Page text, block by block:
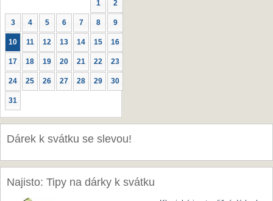
1 2
3 4 5 6 7 8 9
10 11 12 13 14 15 16
17 18 19 20 21 22 23
24 25 26 27 28 29 30
31
Dárek k svátku se slevou!
Najisto: Tipy na dárky k svátku